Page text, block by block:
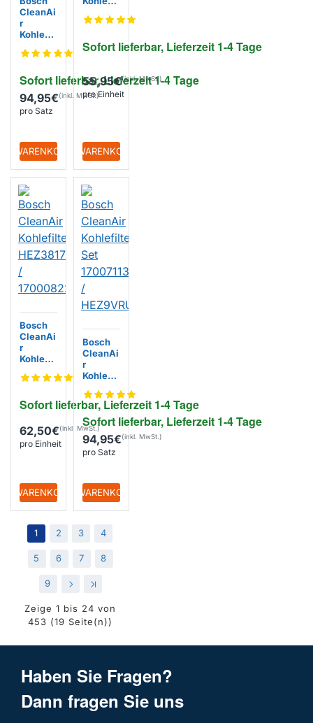
Sofort lieferbar, Lieferzeit 1-4 Tage
CleanAi
r
Kohlefilt
170075
170047
HEZ9VR
CR0
94,95€
pro Satz
+ WARENKORB
Sofort lieferbar, Lieferzeit 1-4 Tage
200040
1102580
55,95€
pro Einheit
+ WARENKORB
Sofort lieferbar, Lieferzeit 1-4 Tage
Bosch
CleanAi
r
Kohlefilt
HEZ381
170008
62,50€
pro Einheit
+ WARENKORB
Sofort lieferbar, Lieferzeit 1-4 Tage
Bosch
CleanAi
r
Kohlefilt
1700711
3 /
HEZ9VR
UD0
94,95€
pro Satz
+ WARENKORB
1 2 3 4
5 6 7 8
9 > >|
Zeige 1 bis 24 von
453 (19 Seite(n))
Haben Sie Fragen?
Dann fragen Sie uns